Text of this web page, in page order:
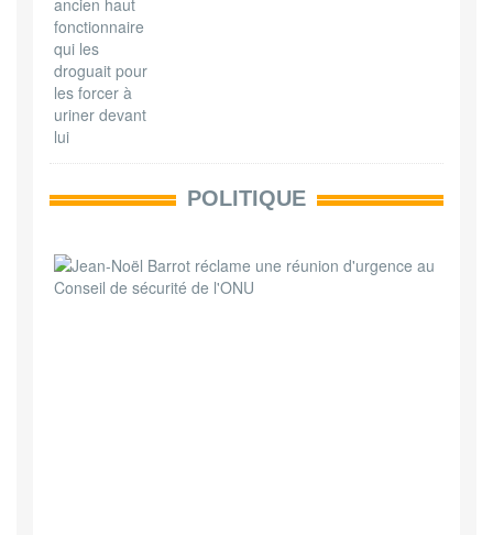
POLITIQUE